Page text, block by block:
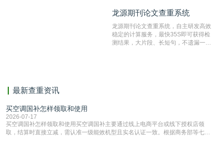
编辑部检测来稿和已发表的文献,检测
测时注意填写第一作者,才能排除已发
表文献复制比。（限制字符数1万）
龙源期刊论文查重系统
龙源期刊论文查重系统，自主研发高效
稳定的计算服务，最快35S即可获得检
测结果，大片段、长短句，不遗漏一处
最新查重资讯
买空调国补怎样领取和使用
2026-07-17
买空调国补怎样领取和使用买空调国补主要通过线上电商平台或线下授权店领
取，结算时直接立减‌，需认准一级能效机型且实名认证一致。根据商务部等七部